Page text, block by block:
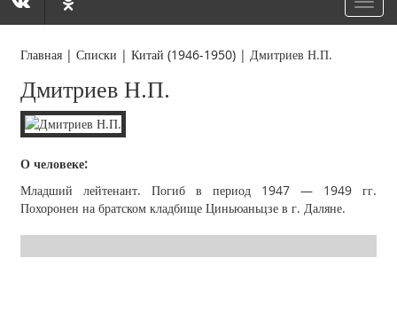
Главная |Списки |Китай (1946-1950) | Дмитриев Н.П.
Дмитриев Н.П.
О человеке:
Младший лейтенант. Погиб в период 1947 — 1949 гг.
Похоронен на братском кладбище Циньюаньцзе в г. Даляне.